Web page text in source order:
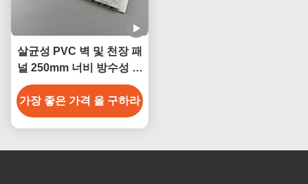
살균성 PVC 벽 및 천장 패
널 250mm 너비 방수성 경
화 방지
가장 좋은 가격 을 구하라